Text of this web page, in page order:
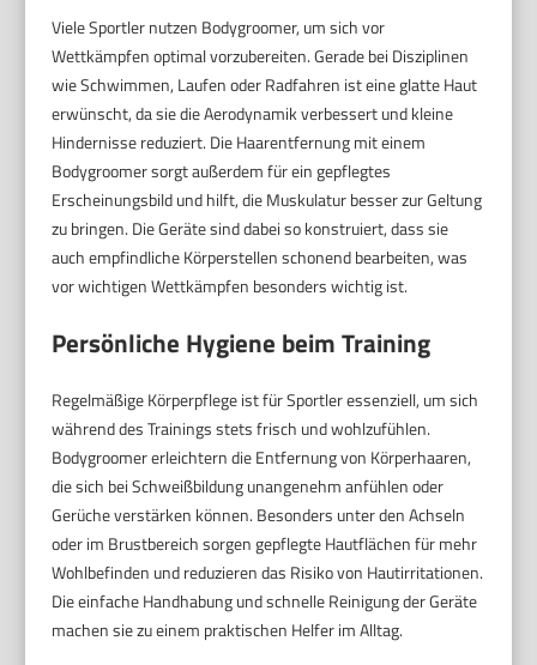
Viele Sportler nutzen Bodygroomer, um sich vor
Wettkämpfen optimal vorzubereiten. Gerade bei Disziplinen
wie Schwimmen, Laufen oder Radfahren ist eine glatte Haut
erwünscht, da sie die Aerodynamik verbessert und kleine
Hindernisse reduziert. Die Haarentfernung mit einem
Bodygroomer sorgt außerdem für ein gepflegtes
Erscheinungsbild und hilft, die Muskulatur besser zur Geltung
zu bringen. Die Geräte sind dabei so konstruiert, dass sie
auch empfindliche Körperstellen schonend bearbeiten, was
vor wichtigen Wettkämpfen besonders wichtig ist.
Persönliche Hygiene beim Training
Regelmäßige Körperpflege ist für Sportler essenziell, um sich
während des Trainings stets frisch und wohlzufühlen.
Bodygroomer erleichtern die Entfernung von Körperhaaren,
die sich bei Schweißbildung unangenehm anfühlen oder
Gerüche verstärken können. Besonders unter den Achseln
oder im Brustbereich sorgen gepflegte Hautflächen für mehr
Wohlbefinden und reduzieren das Risiko von Hautirritationen.
Die einfache Handhabung und schnelle Reinigung der Geräte
machen sie zu einem praktischen Helfer im Alltag.